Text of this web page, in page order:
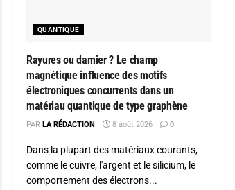
QUANTIQUE
Rayures ou damier ? Le champ
magnétique influence des motifs
électroniques concurrents dans un
matériau quantique de type graphène
PAR LA RÉDACTION 8 août 2026 0
Dans la plupart des matériaux courants,
comme le cuivre, l'argent et le silicium, le
comportement des électrons...